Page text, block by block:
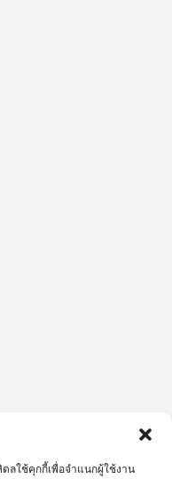
ลใช้คุกกี้เพื่อจำแนกผู้ใช้งาน